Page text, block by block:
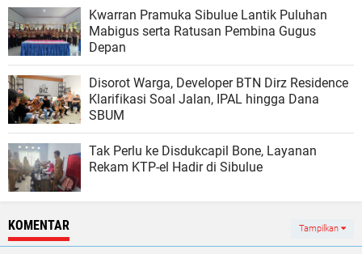
Kwarran Pramuka Sibulue Lantik Puluhan
Mabigus serta Ratusan Pembina Gugus
Depan
Disorot Warga, Developer BTN Dirz Residence
Klarifikasi Soal Jalan, IPAL hingga Dana
SBUM
Tak Perlu ke Disdukcapil Bone, Layanan
Rekam KTP-el Hadir di Sibulue
KOMENTAR Tampilkan